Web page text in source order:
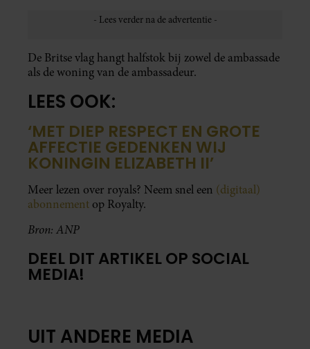
De Britse vlag hangt halfstok bij zowel de ambassade
als de woning van de ambassadeur.
LEES OOK:
‘MET DIEP RESPECT EN GROTE
AFFECTIE GEDENKEN WIJ
KONINGIN ELIZABETH II’
Meer lezen over royals? Neem snel een (digitaal)
abonnement op Royalty.
Bron: ANP
DEEL DIT ARTIKEL OP SOCIAL
MEDIA!
UIT ANDERE MEDIA